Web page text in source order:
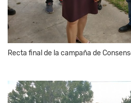
Recta final de la campaña de